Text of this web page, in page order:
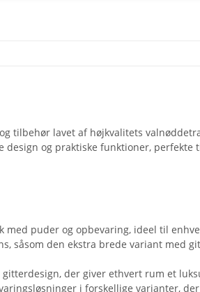
tilbehør lavet af højkvalitets
design og praktiske funktioner,
med puder og opbevaring, ideel til
såsom den ekstra brede variant med
der giver ethvert rum et
i forskellige varianter,